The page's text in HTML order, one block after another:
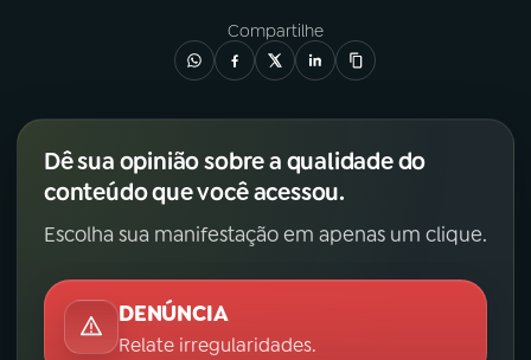
Compartilhe
Dê sua opinião sobre a qualidade do
conteúdo que você acessou.
Escolha sua manifestação em apenas um clique.
DENÚNCIA
Relate irregularidades.